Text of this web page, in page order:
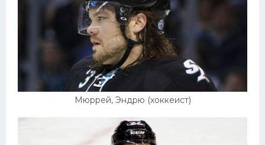
Мюррей, Эндрю (хоккеист)